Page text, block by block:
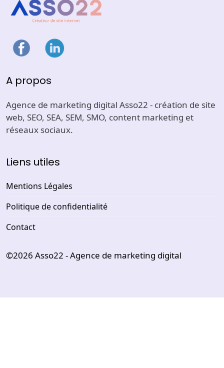
A propos
Agence de marketing digital Asso22 - création de site
web, SEO, SEA, SEM, SMO, content marketing et
réseaux sociaux.
Liens utiles
Mentions Légales
Politique de confidentialité
Contact
©2026 Asso22 - Agence de marketing digital